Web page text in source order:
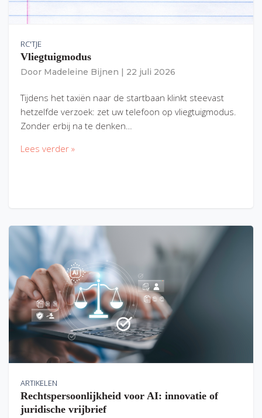
RC'TJE
Vliegtuigmodus
Door Madeleine Bijnen 22 juli 2026
Tijdens het taxiën naar de startbaan klinkt steevast
hetzelfde verzoek: zet uw telefoon op vliegtuigmodus.
Zonder erbij na te denken…
Lees verder »
ARTIKELEN
Rechtspersoonlijkheid voor AI: innovatie of
juridische vrijbrief